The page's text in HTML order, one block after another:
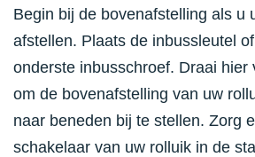
Begin bij de bovenafstelling als u
afstellen. Plaats de inbussleutel
onderste inbusschroef. Draai hier
om de bovenafstelling van uw
naar beneden bij te stellen. Zorg
schakelaar van uw rolluik in de